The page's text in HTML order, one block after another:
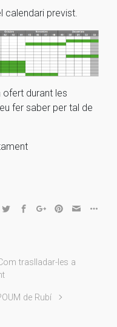
calendari previst.
ofert durant les
fer saber per tal de
traslladar-les a
de Rubí